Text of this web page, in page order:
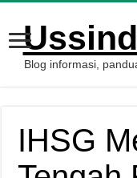
Blog informasi,
IHSG